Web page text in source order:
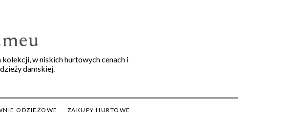
kolekcji, w niskich hurtowych cenach i
damskiej.
ODZIEŻOWE ZAKUPY HURTOWE